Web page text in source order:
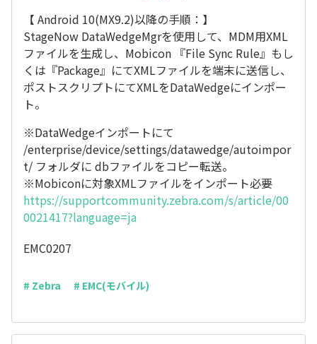
【 Android 10(MX9.2)以降の手順：】
StageNow DataWedgeMgrを使用して、MDM用XML
ファイルを生成し、Mobicon 『File Sync Rule』もし
くは『Package』にてXMLファイルを端末に送信し、
ポストスクリプトにてXMLをDataWedgeにインポー
ト。
※DataWedgeインポートにて
/enterprise/device/settings/datawedge/autoimpor
t/ フォルダに dbファイルをコピー転送。
※Mobiconに対象XMLファイルをインポート必要
https://supportcommunity.zebra.com/s/article/00
0021417?language=ja
EMC0207
# Zebra # EMC(モバイル)